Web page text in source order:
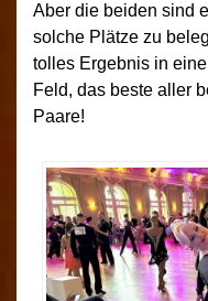
Aber die beiden sind
solche Plätze zu
tolles Ergebnis in
Feld, das beste aller
Paare!